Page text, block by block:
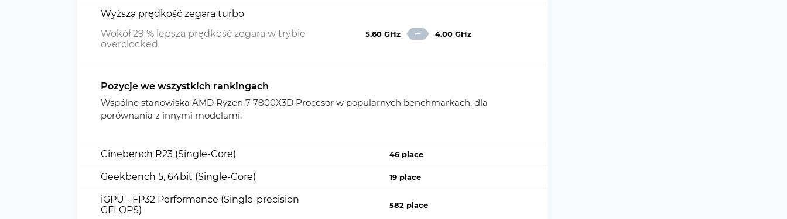
Wyższa prędkość zegara turbo
Wokół 29 % lepsza prędkość zegara w trybie
overclocked
5.60 GHz 4.00 GHz
Pozycje we wszystkich rankingach
Wspólne stanowiska AMD Ryzen 7 7800X3D Procesor w popularnych benchmarkach, dla
porównania z innymi modelami.
Cinebench R23 (Single-Core) 46 place
Geekbench 5, 64bit (Single-Core) 19 place
iGPU - FP32 Performance (Single-precision
GFLOPS)
582 place